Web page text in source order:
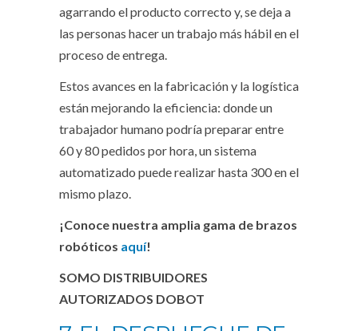
agarrando el producto correcto y, se deja a
las personas hacer un trabajo más hábil en el
proceso de entrega.
Estos avances en la fabricación y la logística
están mejorando la eficiencia: donde un
trabajador humano podría preparar entre
60 y 80 pedidos por hora, un sistema
automatizado puede realizar hasta 300 en el
mismo plazo.
¡Conoce nuestra amplia gama de brazos
robóticos aquí!
SOMO DISTRIBUIDORES
AUTORIZADOS DOBOT